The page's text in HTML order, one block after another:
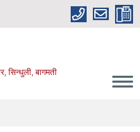
सिन्धुली, बागमती